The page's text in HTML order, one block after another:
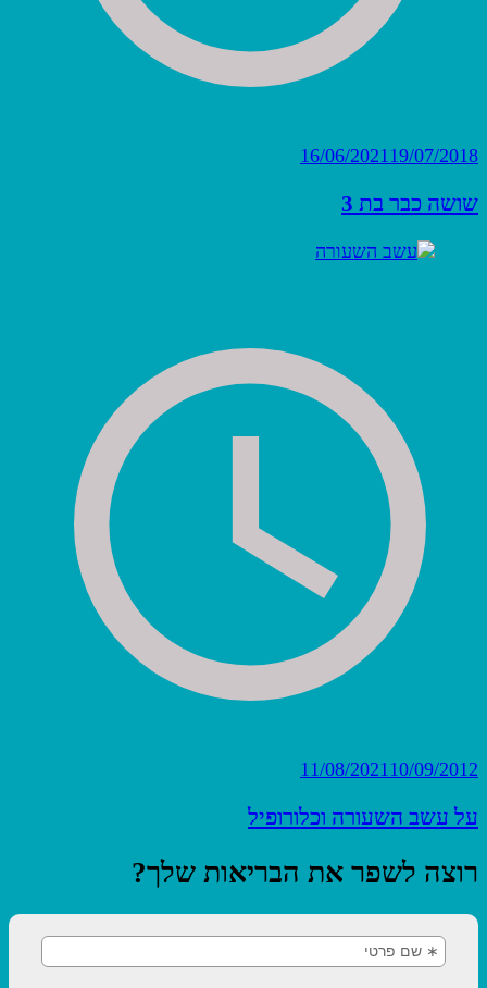
16/06/202119/07/2018
שושה כבר בת 3
11/08/202110/09/2012
על עשב השעורה וכלורופיל
רוצה לשפר את הבריאות שלך?